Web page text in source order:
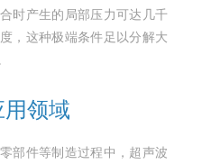
时产生的局部压力可达几千
，这种极端条件足以分解大
领域
部件等制造过程中，超声波